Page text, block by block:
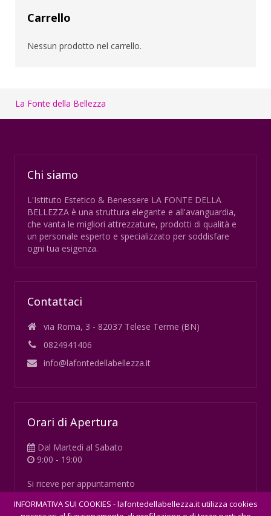
Carrello
Nessun prodotto nel carrello.
La Fonte della Bellezza
Chi siamo
L'Istituto Estetico & Benessere LA FONTE DELLA
BELLEZZA è una struttura elegante e all'avanguardia,
che vanta le migliori attrezzature, prodotti di qualità e
un personale esperto e specializzato per soddisfare
ogni tua esigenza.
Contattaci
via Roma, 3 - 82037 Telese Terme (BN)
0824941406
info@lafontedellabellezza.it
Orari di Apertura
Dal Martedì al Sabato
9:00 - 19:00
Si riceve per appuntamento
INFORMATIVA SUI COOKIES - lafontedellabellezza.it utilizza cookies